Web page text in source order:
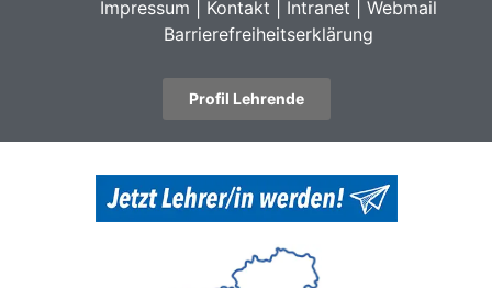
Impressum Kontakt Intranet
Webmail
Barrierefreiheitserklärung
Profil Lehrende